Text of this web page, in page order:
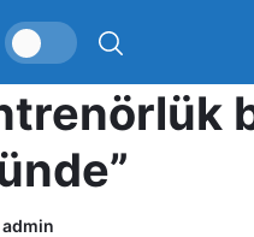
admin